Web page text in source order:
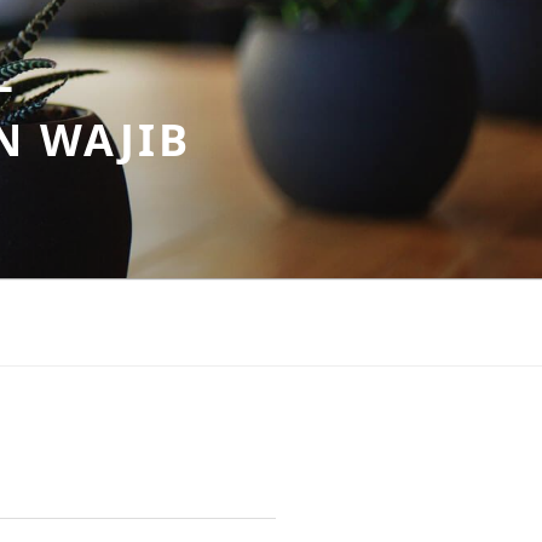
WAJIB